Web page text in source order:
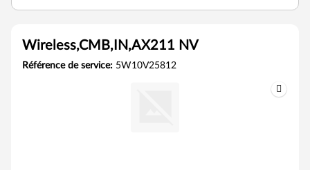
Wireless,CMB,IN,AX211 NV
Référence de service: 5W10V25812